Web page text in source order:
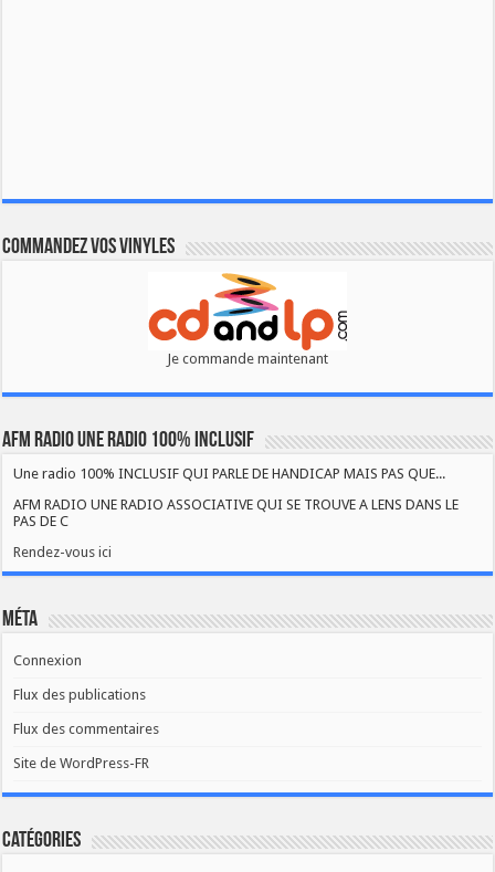
Commandez vos vinyles
Je commande maintenant
AFM RADIO UNE RADIO 100% INCLUSIF
Une radio 100% INCLUSIF QUI PARLE DE HANDICAP MAIS PAS QUE...
AFM RADIO UNE RADIO ASSOCIATIVE QUI SE TROUVE A LENS DANS LE
PAS DE C
Rendez-vous ici
Méta
Connexion
Flux des publications
Flux des commentaires
Site de WordPress-FR
Catégories